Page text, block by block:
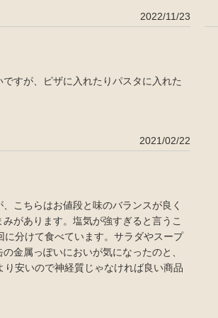
2022/11/23
すが、ピザに入れたりパスタに入れた
2021/02/22
こちらはお値段と味のバランスが良く
があります。塩気が強すぎると言うこ
分けて食べています。サラダやスープ
金属っぽいにおいが気になったのと、
安いので神経質じゃなければ良い商品